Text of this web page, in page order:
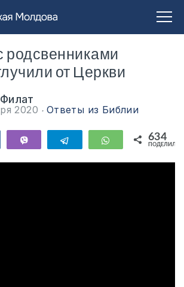
от Церкви
2020 Ответы из Библии
Поделиться Telegram WhatsApp
634